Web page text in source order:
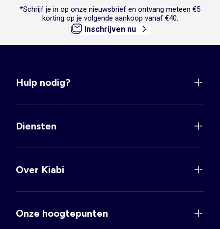
*Schrijf je in op onze nieuwsbrief en ontvang meteen €5
korting op je volgende aankoop vanaf €40.
Inschrijven nu
Hulp nodig?
Diensten
Over Kiabi
Onze hoogtepunten